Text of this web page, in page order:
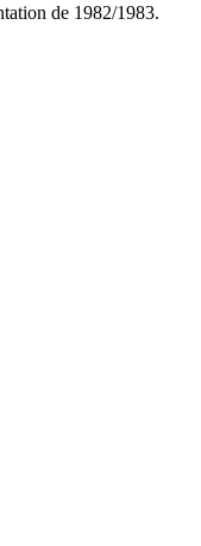
de 1982/1983.